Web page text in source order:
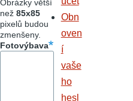
Obrázky větší
než 85x85
pixelů budou
zmenšeny.
Fotovýbava
Obn
oven
í
vaše
ho
hesl